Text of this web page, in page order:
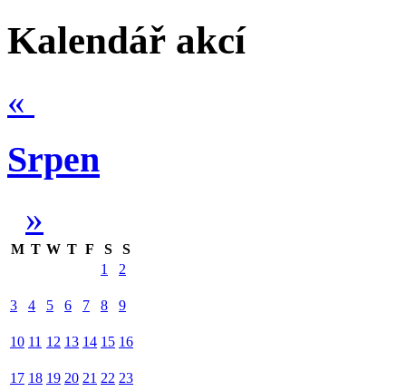
Kalendář akcí
«
Srpen
»
M T W T F S
S
1
2
3 4 5 6 7 8 9
10 11 12 13 14 15 16
17 18 19 20 21 22 23